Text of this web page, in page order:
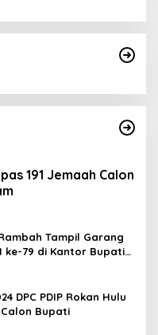
191 Jemaah Calon
Tampil Garang
ke-79 di Kantor Bupati
DPC PDIP Rokan Hulu
Bupati